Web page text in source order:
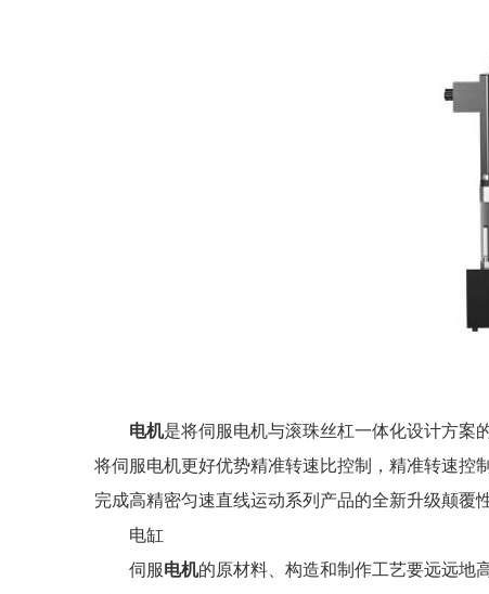
电机是将伺服电机与滚珠丝杠一体化设计方案
将伺服电机更好优势精准转速比控制，精准转速控
完成高精密匀速直线运动系列产品的全新升级颠覆
电缸
伺服电机的原材料、构造和制作工艺要远远地